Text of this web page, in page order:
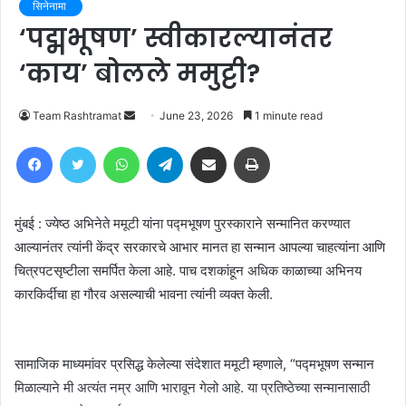
सिनेनामा
‘पद्मभूषण’ स्वीकारल्यानंतर
‘काय’ बोलले ममुट्टी?
Team Rashtramat
Send
email
June 23, 2026 1 minute read
FacebookTwitter WhatsAppTelegram Share via Email
मुंबई : ज्येष्ठ अभिनेते ममूटी यांना पद्मभूषण पुरस्काराने सन्मानित करण्यात
आल्यानंतर त्यांनी केंद्र सरकारचे आभार मानत हा सन्मान आपल्या चाहत्यांना आणि
चित्रपटसृष्टीला समर्पित केला आहे. पाच दशकांहून अधिक काळाच्या अभिनय
कारकिर्दीचा हा गौरव असल्याची भावना त्यांनी व्यक्त केली.
सामाजिक माध्यमांवर प्रसिद्ध केलेल्या संदेशात ममूटी म्हणाले, “पद्मभूषण सन्मान
मिळाल्याने मी अत्यंत नम्र आणि भारावून गेलो आहे. या प्रतिष्ठेच्या सन्मानासाठी